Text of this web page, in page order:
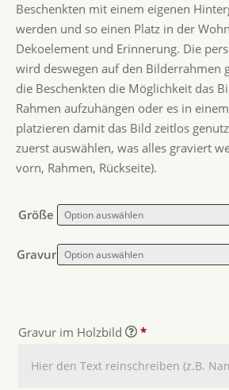
Beschenkten mit einem eigenen
werden und so einen Platz in der
Dekoelement und Erinnerung. Die
wird deswegen auf den Bilderrahmen
die Beschenkten die Möglichkeit das
Rahmen aufzuhängen oder es in
platzieren damit das Bild zeitlos
zuerst auswählen, was alles graviert
vorn, Rahmen, Rückseite).
Größe
Gravur
Gravur im Holzbild *